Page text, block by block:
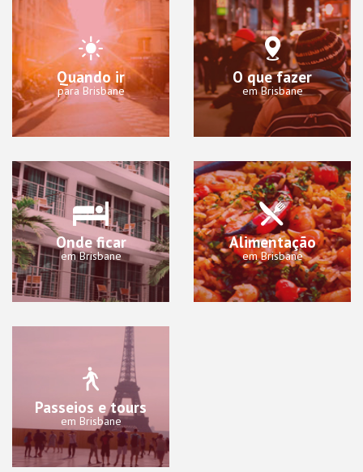
Quando ir
para Brisbane
O que fazer
em Brisbane
Onde ficar
em Brisbane
Alimentação
em Brisbane
Passeios e tours
em Brisbane